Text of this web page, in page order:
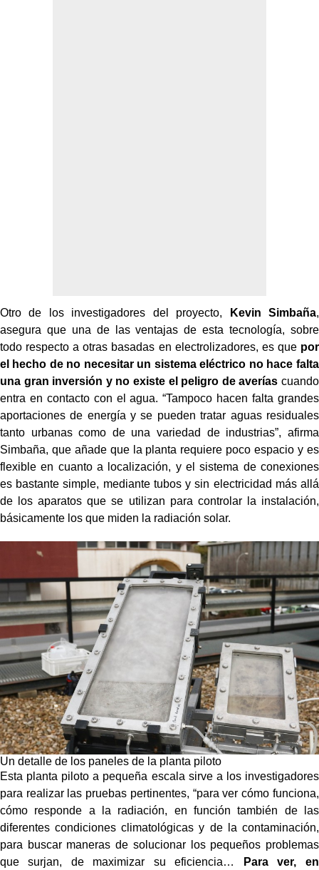
Otro de los investigadores del proyecto, Kevin Simbaña,
asegura que una de las ventajas de esta tecnología, sobre
todo respecto a otras basadas en electrolizadores, es que por
el hecho de no necesitar un sistema eléctrico no hace falta
una gran inversión y no existe el peligro de averías cuando
entra en contacto con el agua. “Tampoco hacen falta grandes
aportaciones de energía y se pueden tratar aguas residuales
tanto urbanas como de una variedad de industrias”, afirma
Simbaña, que añade que la planta requiere poco espacio y es
flexible en cuanto a localización, y el sistema de conexiones
es bastante simple, mediante tubos y sin electricidad más allá
de los aparatos que se utilizan para controlar la instalación,
básicamente los que miden la radiación solar.
Un detalle de los paneles de la planta piloto
Esta planta piloto a pequeña escala sirve a los investigadores
para realizar las pruebas pertinentes, “para ver cómo funciona,
cómo responde a la radiación, en función también de las
diferentes condiciones climatológicas y de la contaminación,
para buscar maneras de solucionar los pequeños problemas
que surjan, de maximizar su eficiencia…
Para ver, en